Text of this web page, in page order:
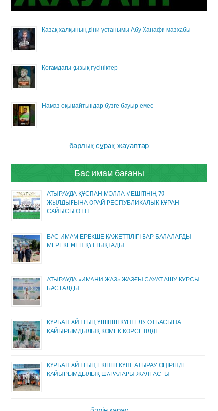
Қазақ халқының діни ұстанымы Абу Ханафи мазхабы
Қоғамдағы қызық түсініктер
Намаз оқымайтындар бузге бауыр емес
барлық сұрақ-жауаптар
Бас имам бағаны
АТЫРАУДА ҚҰСПАН МОЛЛА МЕШІТІНІҢ 70
ЖЫЛДЫҒЫНА ОРАЙ РЕСПУБЛИКАЛЫҚ ҚҰРАН
САЙЫСЫ ӨТТІ
БАС ИМАМ ЕРЕКШЕ ҚАЖЕТТІЛІГІ БАР БАЛАЛАРДЫ
МЕРЕКЕМЕН ҚҰТТЫҚТАДЫ
АТЫРАУДА «ИМАНИ ЖАЗ» ЖАЗҒЫ САУАТ АШУ КУРСЫ
БАСТАЛДЫ
ҚҰРБАН АЙТТЫҢ ҮШІНШІ КҮНІ ЕЛУ ОТБАСЫНА
ҚАЙЫРЫМДЫЛЫҚ КӨМЕК КӨРСЕТІЛДІ
ҚҰРБАН АЙТТЫҢ ЕКІНШІ КҮНІ: АТЫРАУ ӨҢІРІНДЕ
ҚАЙЫРЫМДЫЛЫҚ ШАРАЛАРЫ ЖАЛҒАСТЫ